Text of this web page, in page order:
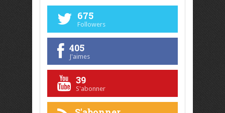
675
Followers
405
J'aimes
39
S'abonner